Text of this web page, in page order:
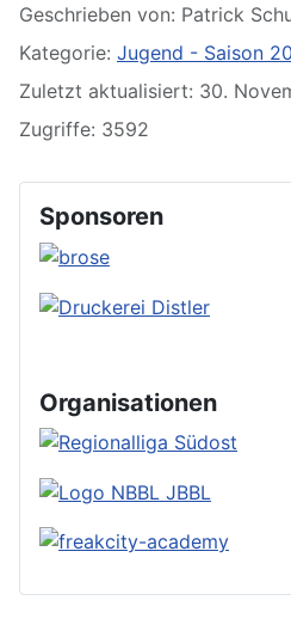
Geschrieben von: Patrick
Kategorie: Jugend - Saison
Zuletzt aktualisiert: 30.
Zugriffe: 3592
Sponsoren
Organisationen